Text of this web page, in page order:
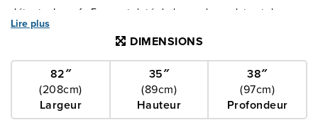
détente. Le sofa Fava est doté de larges bars plats et de
pattes en coin en bois, ce qui lui confère une allure élégante
de plaisir, ce qui en fait une pièce maîtresse fiable dans votre
demeure. Le riche fini gris du sofa Fava lui confère une
élégance subtile qui s'intègre parfaitement à tout décor, ce
Lire plus
DIMENSIONS
82″
(208cm)
Largeur
35″
(89cm)
Hauteur
38″
(97cm)
Profondeur